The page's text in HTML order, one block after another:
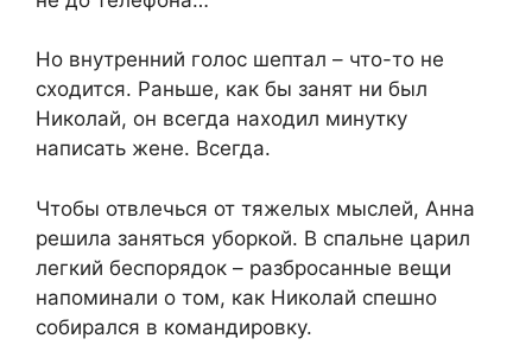
Но внутренний голос шептал – что-то не
сходится. Раньше, как бы занят ни был
Николай, он всегда находил минутку
написать жене. Всегда.
Чтобы отвлечься от тяжелых мыслей, Анна
решила заняться уборкой. В спальне царил
легкий беспорядок – разбросанные вещи
напоминали о том, как Николай спешно
собирался в командировку.